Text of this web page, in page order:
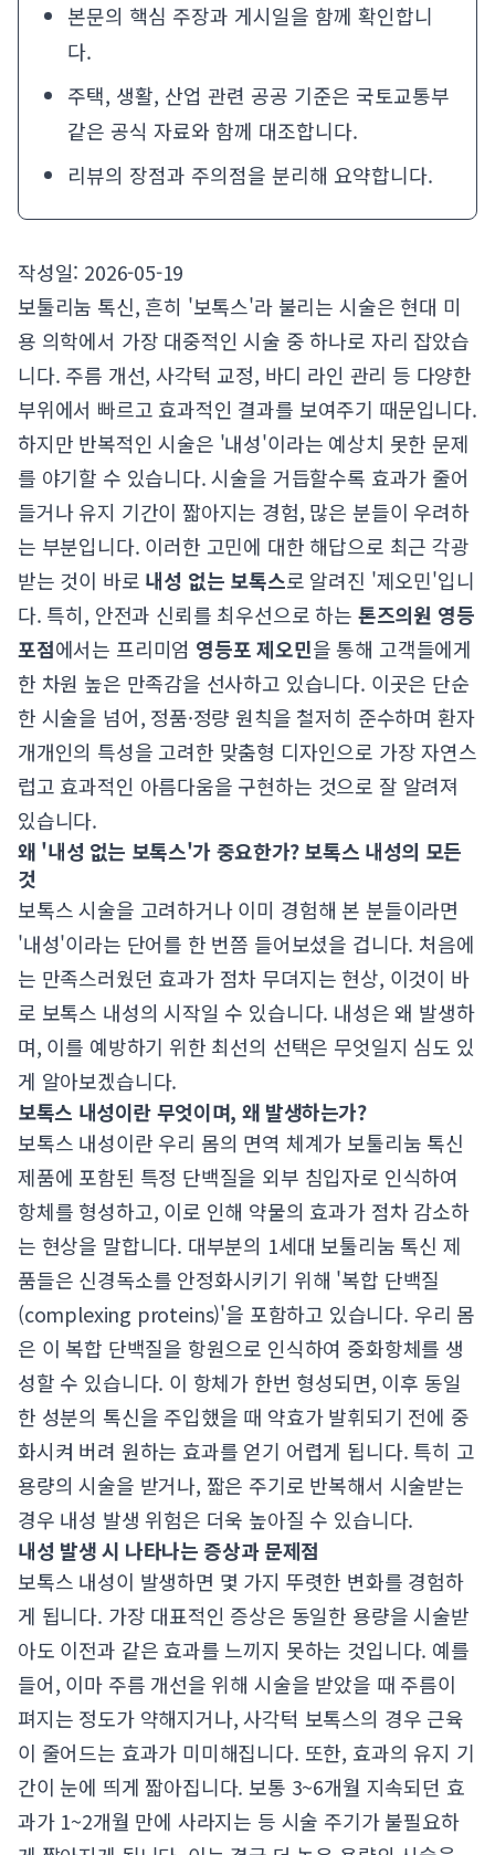
본문의 핵심 주장과 게시일을 함께 확인합니
다.
주택, 생활, 산업 관련 공공 기준은 국토교통부
같은 공식 자료와 함께 대조합니다.
리뷰의 장점과 주의점을 분리해 요약합니다.
작성일: 2026-05-19
보툴리눔 톡신, 흔히 '보톡스'라 불리는 시술은 현대 미
용 의학에서 가장 대중적인 시술 중 하나로 자리 잡았습
니다. 주름 개선, 사각턱 교정, 바디 라인 관리 등 다양한
부위에서 빠르고 효과적인 결과를 보여주기 때문입니다.
하지만 반복적인 시술은 '내성'이라는 예상치 못한 문제
를 야기할 수 있습니다. 시술을 거듭할수록 효과가 줄어
들거나 유지 기간이 짧아지는 경험, 많은 분들이 우려하
는 부분입니다. 이러한 고민에 대한 해답으로 최근 각광
받는 것이 바로 내성 없는 보톡스로 알려진 '제오민'입니
다. 특히, 안전과 신뢰를 최우선으로 하는 톤즈의원 영등
포점에서는 프리미엄 영등포 제오민을 통해 고객들에게
한 차원 높은 만족감을 선사하고 있습니다. 이곳은 단순
한 시술을 넘어, 정품·정량 원칙을 철저히 준수하며 환자
개개인의 특성을 고려한 맞춤형 디자인으로 가장 자연스
럽고 효과적인 아름다움을 구현하는 것으로 잘 알려져
있습니다.
왜 '내성 없는 보톡스'가 중요한가? 보톡스 내성의 모든
것
보톡스 시술을 고려하거나 이미 경험해 본 분들이라면
'내성'이라는 단어를 한 번쯤 들어보셨을 겁니다. 처음에
는 만족스러웠던 효과가 점차 무뎌지는 현상, 이것이 바
로 보톡스 내성의 시작일 수 있습니다. 내성은 왜 발생하
며, 이를 예방하기 위한 최선의 선택은 무엇일지 심도 있
게 알아보겠습니다.
보톡스 내성이란 무엇이며, 왜 발생하는가?
보톡스 내성이란 우리 몸의 면역 체계가 보툴리눔 톡신
제품에 포함된 특정 단백질을 외부 침입자로 인식하여
항체를 형성하고, 이로 인해 약물의 효과가 점차 감소하
는 현상을 말합니다. 대부분의 1세대 보툴리눔 톡신 제
품들은 신경독소를 안정화시키기 위해 '복합 단백질
(complexing proteins)'을 포함하고 있습니다. 우리 몸
은 이 복합 단백질을 항원으로 인식하여 중화항체를 생
성할 수 있습니다. 이 항체가 한번 형성되면, 이후 동일
한 성분의 톡신을 주입했을 때 약효가 발휘되기 전에 중
화시켜 버려 원하는 효과를 얻기 어렵게 됩니다. 특히 고
용량의 시술을 받거나, 짧은 주기로 반복해서 시술받는
경우 내성 발생 위험은 더욱 높아질 수 있습니다.
내성 발생 시 나타나는 증상과 문제점
보톡스 내성이 발생하면 몇 가지 뚜렷한 변화를 경험하
게 됩니다. 가장 대표적인 증상은 동일한 용량을 시술받
아도 이전과 같은 효과를 느끼지 못하는 것입니다. 예를
들어, 이마 주름 개선을 위해 시술을 받았을 때 주름이
펴지는 정도가 약해지거나, 사각턱 보톡스의 경우 근육
이 줄어드는 효과가 미미해집니다. 또한, 효과의 유지 기
간이 눈에 띄게 짧아집니다. 보통 3~6개월 지속되던 효
과가 1~2개월 만에 사라지는 등 시술 주기가 불필요하